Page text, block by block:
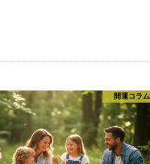
開運コラム